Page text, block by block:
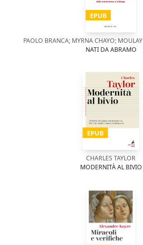
EPUB
PAOLO BRANCA; MYRNA CHAYO;
NATI DA ABRAMO
EPUB
CHARLES TAYLOR
MODERNITÀ AL BIVIO